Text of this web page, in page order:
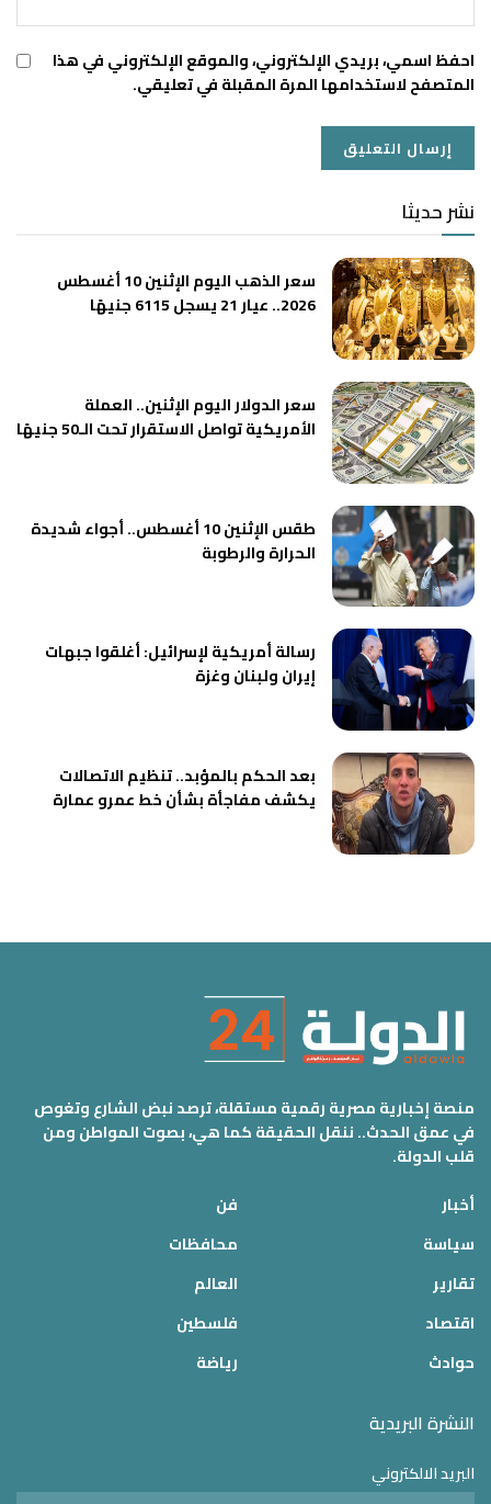
احفظ اسمي، بريدي الإلكتروني، والموقع الإلكتروني في هذا
المتصفح لاستخدامها المرة المقبلة في تعليقي.
نشر حديثا
سعر الذهب اليوم الإثنين 10 أغسطس
2026.. عيار 21 يسجل 6115 جنيهًا
سعر الدولار اليوم الإثنين.. العملة
الأمريكية تواصل الاستقرار تحت الـ50 جنيهًا
طقس الإثنين 10 أغسطس.. أجواء شديدة
الحرارة والرطوبة
رسالة أمريكية لإسرائيل: أغلقوا جبهات
إيران ولبنان وغزة
بعد الحكم بالمؤبد.. تنظيم الاتصالات
يكشف مفاجأة بشأن خط عمرو عمارة
منصة إخبارية مصرية رقمية مستقلة، ترصد نبض الشارع وتغوص
في عمق الحدث.. ننقل الحقيقة كما هي، بصوت المواطن ومن
قلب الدولة.
أخبار
سياسة
تقارير
اقتصاد
حوادث
فن
محافظات
العالم
فلسطين
رياضة
النشرة البريدية
البريد الالكتروني